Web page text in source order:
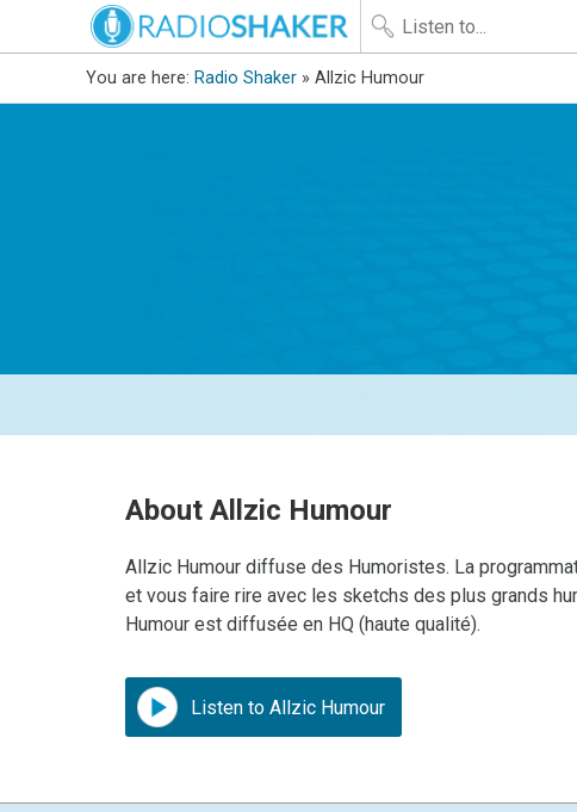
You are here: Radio Shaker » Allzic Humour
About Allzic Humour
Allzic Humour diffuse des Humoristes. La
et vous faire rire avec les sketchs des plus grands
Humour est diffusée en HQ (haute qualité).
Listen to Allzic Humour